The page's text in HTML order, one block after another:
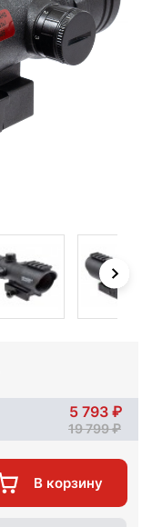
5 793
19 799
В корзину